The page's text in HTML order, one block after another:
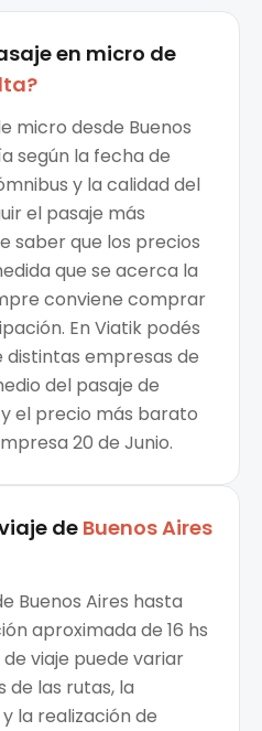
en micro de
?
micro desde Buenos
según la fecha de
y la calidad del
el pasaje más
saber que los precios
que se acerca la
conviene comprar
En Viatik podés
empresas de
del pasaje de
y el precio más barato
20 de Junio.
de Buenos Aires
Buenos Aires hasta
aproximada de 16 hs
viaje puede variar
de las rutas, la
la realización de